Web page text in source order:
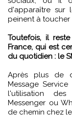
d'apparaître sur
peinent à toucher
Toutefois, il
France, qui est
du quotidien : le
Après plus de
Message
l'utilisation des
Messenger ou
de chemin chez